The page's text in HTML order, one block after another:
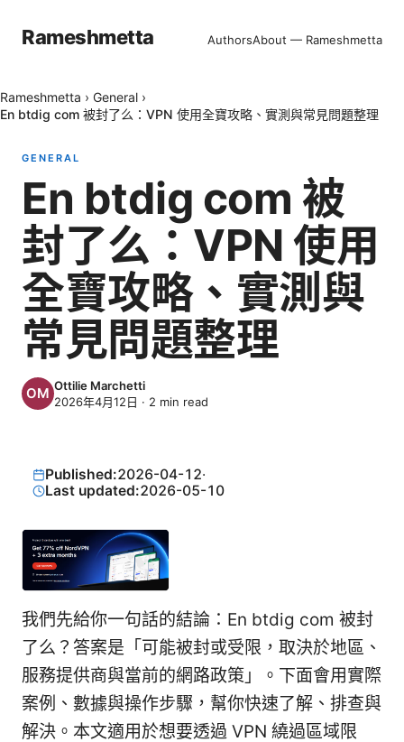
Rameshmetta AuthorsAbout — Rameshmetta
Rameshmetta › General ›
En btdig com 被封了么：VPN 使用全寶攻略、實測與常見問題整理
GENERAL
En btdig com 被
封了么：VPN 使用
全寶攻略、實測與
常見問題整理
Ottilie Marchetti
2026年4月12日 · 2 min read
Published:2026-04-12·
Last updated:2026-05-10
我們先給你一句話的結論：En btdig com 被封
了么？答案是「可能被封或受限，取決於地區、
服務提供商與當前的網路政策」。下面會用實際
案例、數據與操作步驟，幫你快速了解、排查與
解決。本文適用於想要透過 VPN 繞過區域限